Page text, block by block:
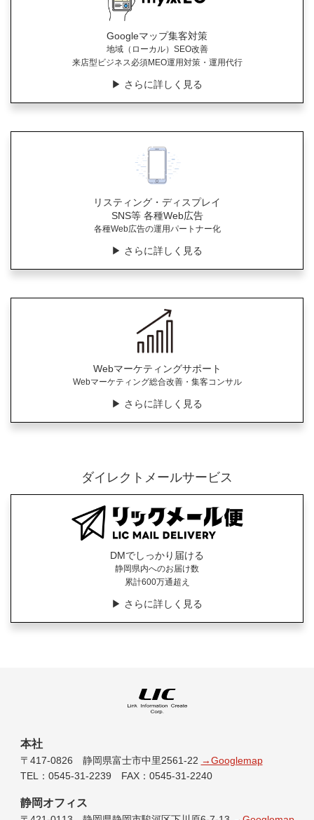
Googleマップ集客対策
地域（ローカル）SEO改善
来店型ビジネス必須MEO運用対策・運用代行
▶︎ さらに詳しく見る
リスティング・ディスプレイ
SNS等 各種Web広告
各種Web広告の運用パートナー化
▶︎ さらに詳しく見る
Webマーケティングサポート
Webマーケティング総合改善・集客コンサル
▶︎ さらに詳しく見る
ダイレクトメールサービス
DMでしっかり届ける
静岡県内へのお届け数
累計600万通超え
▶︎ さらに詳しく見る
本社
〒417-0826 静岡県富士市中里2561-22 →Googlemap
TEL：0545-31-2239 FAX：0545-31-2240
静岡オフィス